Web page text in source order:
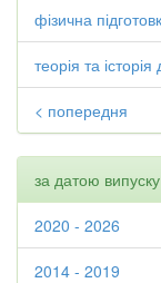
фізична
теорія та
< попередня
за датою випуску
2020 - 2026
2014 - 2019